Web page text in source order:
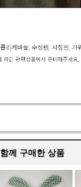
함께 구매한 상품